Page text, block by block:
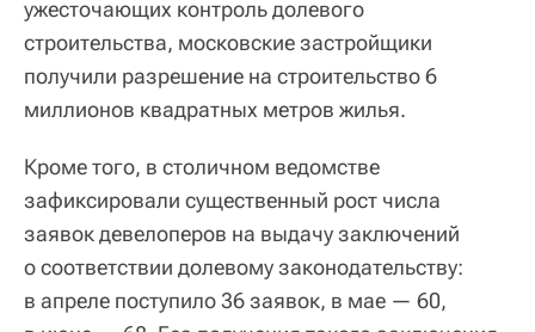
ужесточающих контроль долевого
строительства, московские застройщики
получили разрешение на строительство 6
миллионов квадратных метров жилья.
Кроме того, в столичном ведомстве
зафиксировали существенный рост числа
заявок девелоперов на выдачу заключений
о соответствии долевому законодательству:
в апреле поступило 36 заявок, в мае — 60,